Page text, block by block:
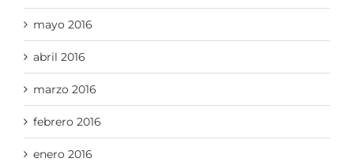
mayo 2016
abril 2016
marzo 2016
febrero 2016
enero 2016